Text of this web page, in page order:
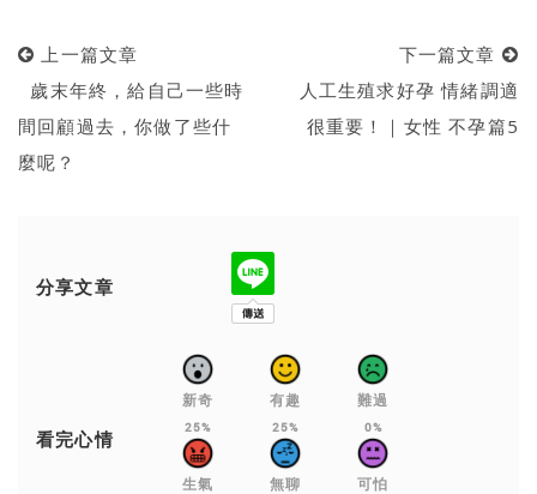
上一篇文章
歲末年終，給自己一些時
間回顧過去，你做了些什
麼呢？
下一篇文章
人工生殖求好孕 情緒調適
很重要！｜女性 不孕篇5
分享文章
看完心情
新奇
25%
有趣
25%
難過
0%
生氣 無聊 可怕